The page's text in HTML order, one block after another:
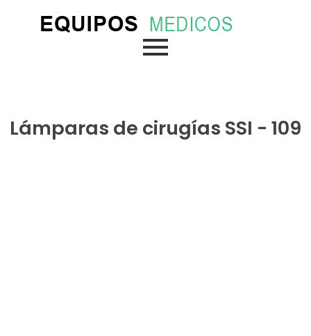
Lámparas de cirugías SSI - 109